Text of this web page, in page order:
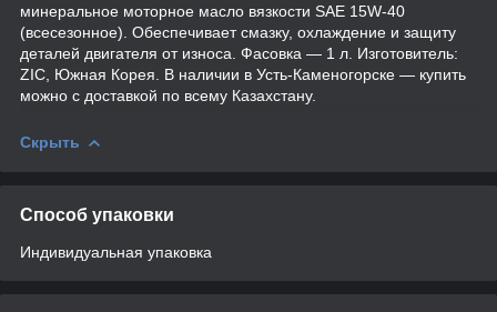
минеральное моторное масло вязкости SAE 15W-40
(всесезонное). Обеспечивает смазку, охлаждение и защиту
деталей двигателя от износа. Фасовка — 1 л. Изготовитель:
ZIC, Южная Корея. В наличии в Усть-Каменогорске — купить
можно с доставкой по всему Казахстану.
Скрыть
Способ упаковки
Индивидуальная упаковка